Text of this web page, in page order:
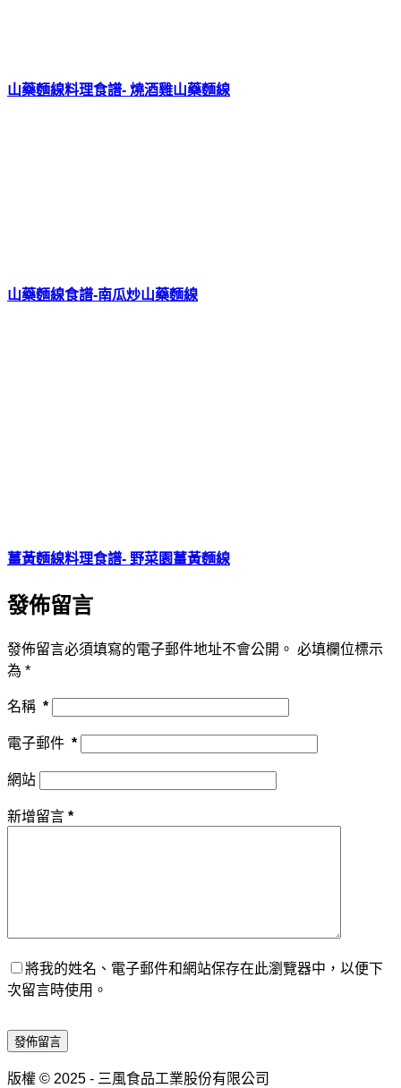
山藥麵線料理食譜- 燒酒雞山藥麵線
山藥麵線食譜-南瓜炒山藥麵線
薑黃麵線料理食譜- 野菜園薑黃麵線
發佈留言
發佈留言必須填寫的電子郵件地址不會公開。 必填欄位標示
為 *
名稱 *
電子郵件 *
網站
新增留言 *
將我的姓名、電子郵件和網站保存在此瀏覽器中，以便下
次留言時使用。
發佈留言
版權 © 2025 - 三風食品工業股份有限公司